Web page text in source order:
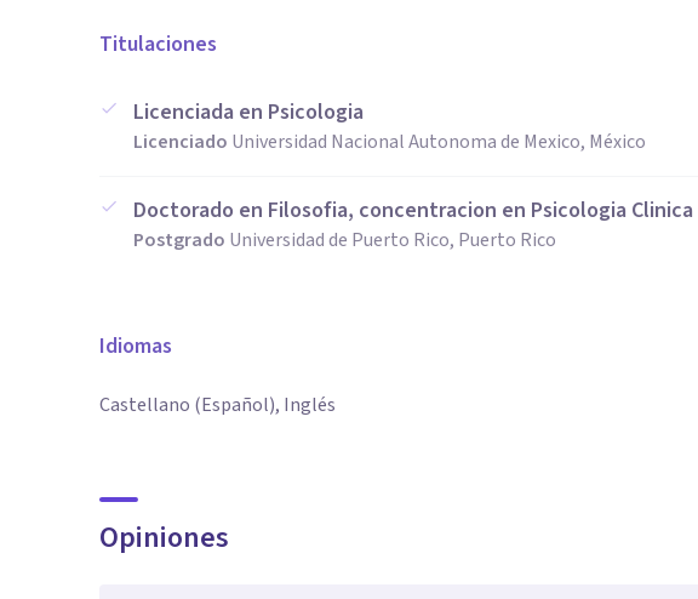
Titulaciones
Licenciada en Psicologia
Licenciado Universidad Nacional Autonoma de Mexico, México
Doctorado en Filosofia, concentracion en Psicologia Clinica
Postgrado Universidad de Puerto Rico, Puerto Rico
Idiomas
Castellano (Español), Inglés
Opiniones